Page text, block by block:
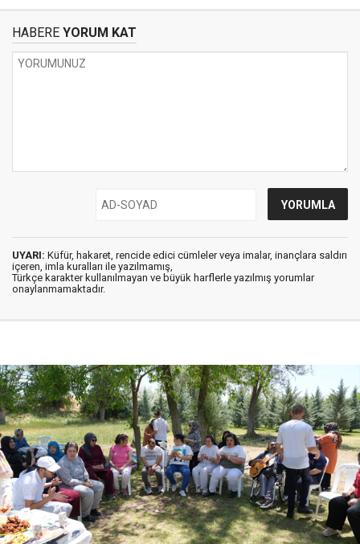
HABERE YORUM KAT
UYARI: Küfür, hakaret, rencide edici cümleler veya imalar, inançlara saldırı
içeren, imla kuralları ile yazılmamış,
Türkçe karakter kullanılmayan ve büyük harflerle yazılmış yorumlar
onaylanmamaktadır.